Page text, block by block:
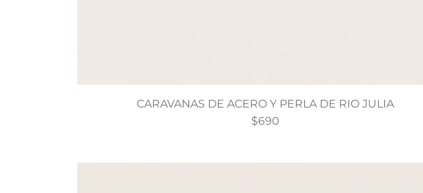
CARAVANAS DE ACERO Y PERLA DE RIO JULIA
$690